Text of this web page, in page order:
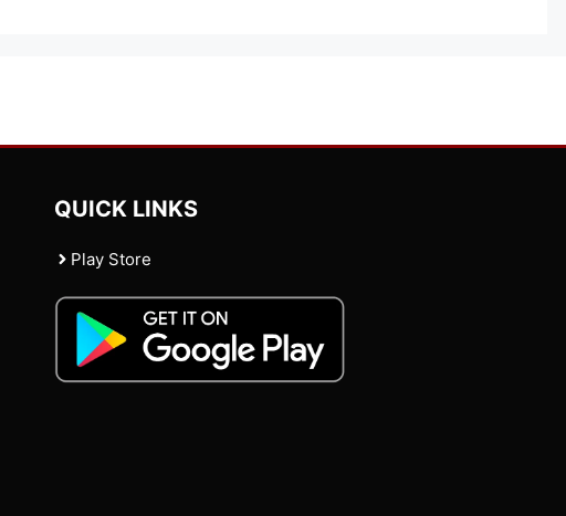
QUICK LINKS
Play Store